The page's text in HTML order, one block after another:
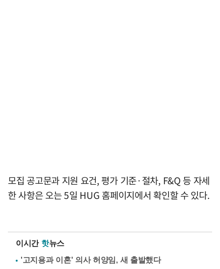
모집 공고문과 지원 요건, 평가 기준·절차, F&Q 등 자세
한 사항은 오는 5일 HUG 홈페이지에서 확인할 수 있다.
이시간 핫뉴스
'고지용과 이혼' 의사 허양임, 새 출발했다